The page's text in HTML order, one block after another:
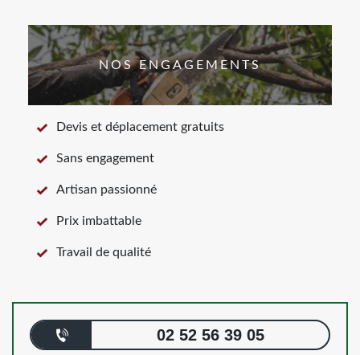
NOS ENGAGEMENTS
Devis et déplacement gratuits
Sans engagement
Artisan passionné
Prix imbattable
Travail de qualité
02 52 56 39 05